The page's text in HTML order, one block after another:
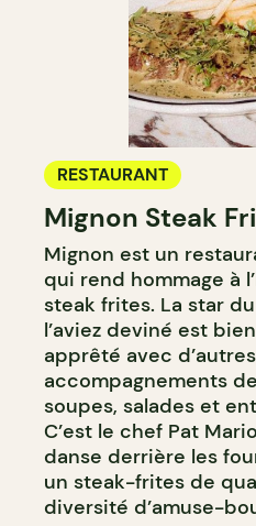
RESTAURANT
Mignon Steak
Mignon est un
qui rend hommage à
steak frites. La star
l’aviez deviné est
apprêté avec
accompagnements
soupes, salades et
C’est le chef Pat
danse derrière les
un steak-frites de
diversité d’amuse-